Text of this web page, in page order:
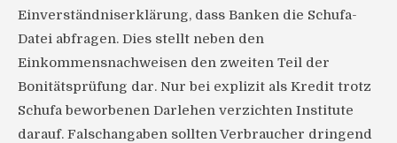
Einverständniserklärung, dass Banken die Schufa-
Datei abfragen. Dies stellt neben den
Einkommensnachweisen den zweiten Teil der
Bonitätsprüfung dar. Nur bei explizit als Kredit trotz
Schufa beworbenen Darlehen verzichten Institute
darauf. Falschangaben sollten Verbraucher dringend